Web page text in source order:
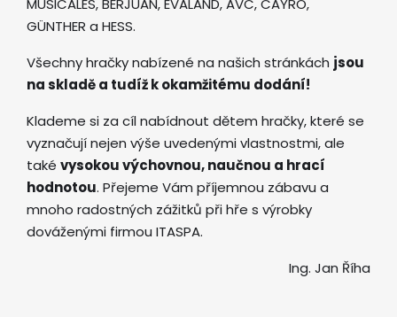
GÜNTHER a HESS.
Všechny hračky nabízené na našich stránkách jsou
na skladě a tudíž k okamžitému dodání!
Klademe si za cíl nabídnout dětem hračky, které se
vyznačují nejen výše uvedenými vlastnostmi, ale
také vysokou výchovnou, naučnou a hrací
hodnotou. Přejeme Vám příjemnou zábavu a
mnoho radostných zážitků při hře s výrobky
dováženými firmou ITASPA.
Ing. Jan Říha